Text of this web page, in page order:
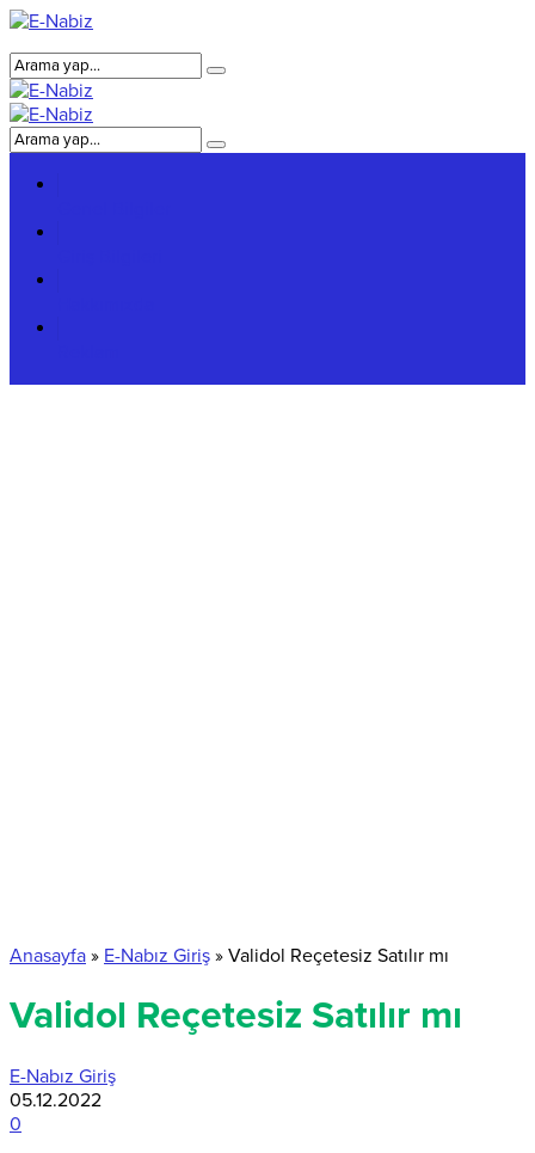
Anasayfa » E-Nabız Giriş » Validol Reçetesiz Satılır mı
Validol Reçetesiz Satılır mı
E-Nabız Giriş
05.12.2022
0